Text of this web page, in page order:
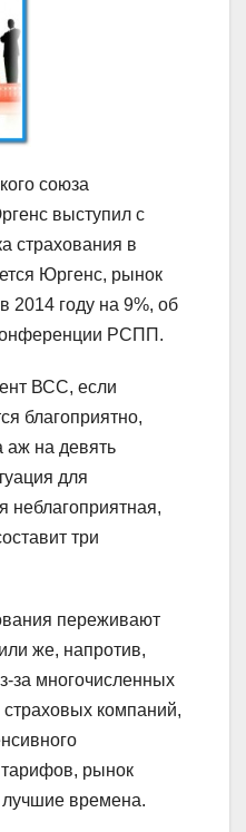
союза
выступил с
страхования в
Юргенс, рынок
2014 году на 9%, об
РСПП.
ВСС, если
благоприятно,
аж на девять
для
неблагоприятная,
три
переживают
же, напротив,
за многочисленных
компаний,
тарифов, рынок
времена.